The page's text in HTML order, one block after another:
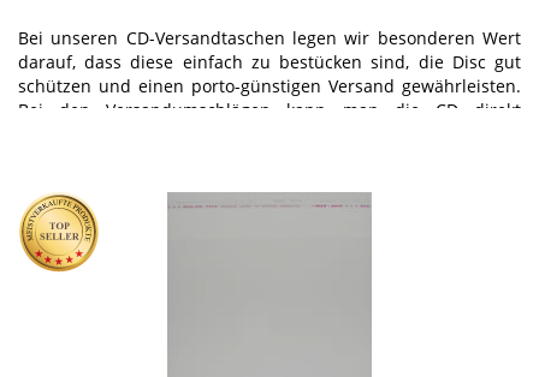
Bei unseren CD-Versandtaschen legen wir besonderen Wert
darauf, dass diese einfach zu bestücken sind, die Disc gut
schützen und einen porto-günstigen Versand gewährleisten.
Bei den Versandumschlägen kann man die CD direkt
beliebt.